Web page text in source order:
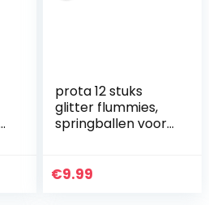
prota 12 stuks
glitter flummies,
springballen voor
flummis, als
€9.99